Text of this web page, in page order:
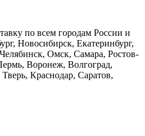
по всем городам России и
Новосибирск, Екатеринбург,
Омск, Самара, Ростов-
Воронеж, Волгоград,
Краснодар, Саратов,